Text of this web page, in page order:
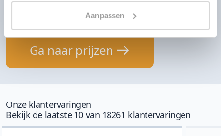
Aanpassen
DJ huren voor jouw feest?
Ontvang direct prijzen per WhatsApp of sms
Ga naar prijzen
Onze klantervaringen
Bekijk de laatste 10 van 18261 klantervaringen